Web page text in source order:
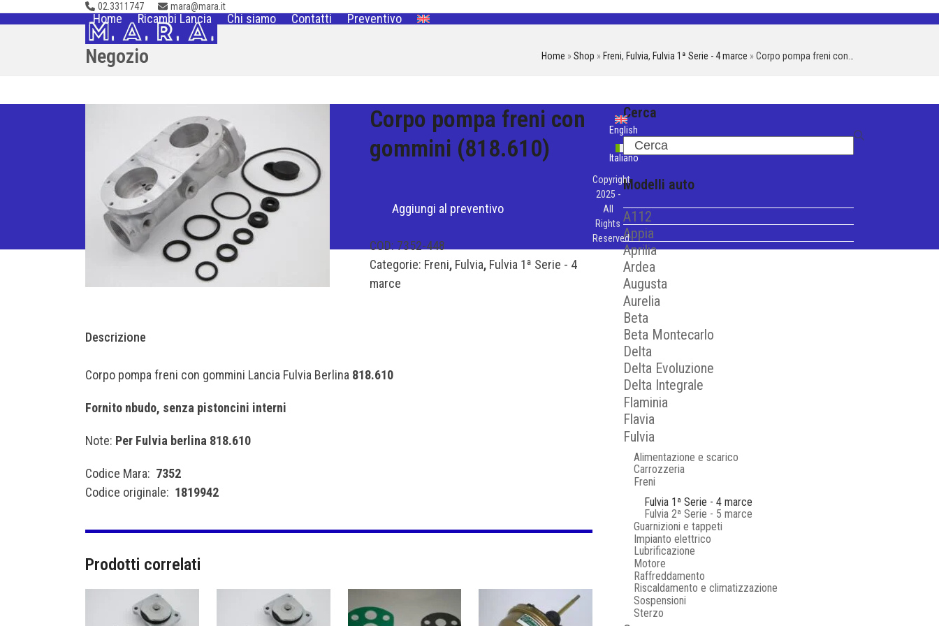
to
02.3311747 mara@mara.it
Home Ricambi Lancia Chi siamo Contatti Preventivo
Negozio Home » Shop » Freni, Fulvia, Fulvia 1ª Serie - 4 marce » Corpo pompa freni con…
Corpo pompa freni con
gommini (818.610)
Aggiungi al preventivo
COD: 7352-448
Categorie: Freni, Fulvia, Fulvia 1ª Serie - 4
marce
Descrizione
Corpo pompa freni con gommini Lancia Fulvia Berlina 818.610
Fornito nbudo, senza pistoncini interni
Note: Per Fulvia berlina 818.610
Codice Mara: 7352
Codice originale: 1819942
Prodotti correlati
Cerca
Search
Modelli auto
A112
Appia
Aprilia
Ardea
Augusta
Aurelia
Beta
Beta Montecarlo
Delta
Delta Evoluzione
Delta Integrale
Flaminia
Flavia
Fulvia
Alimentazione e scarico
Carrozzeria
Freni
Fulvia 1ª Serie - 4 marce
Fulvia 2ª Serie - 5 marce
Guarnizioni e tappeti
Impianto elettrico
Lubrificazione
Motore
Raffreddamento
Riscaldamento e climatizzazione
Sospensioni
Sterzo
English
Italiano
Copyright
2025 -
All
Rights
Reserved